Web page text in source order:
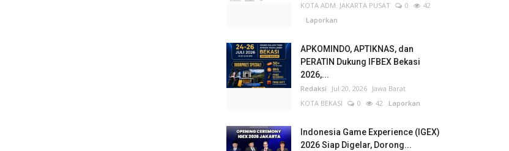
KOTA ADM. JAKARTA PUSAT
0
42
Laporkan
APKOMINDO, APTIKNAS, dan
PERATIN Dukung IFBEX Bekasi
2026,...
Redaksi Jul 20, 2026 Jawa Barat
KOTA BEKASI
0 42 Laporkan
Indonesia Game Experience (IGEX)
2026 Siap Digelar, Dorong...